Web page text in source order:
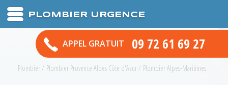
PLOMBIER URGENCE
APPEL GRATUIT 09 72 61 69 27
Plombier/ Plombier Provence Alpes Côte d'Azur/ Plombier Alpes-Maritimes